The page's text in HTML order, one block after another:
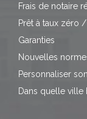
Frais de notaire
Prêt à taux zéro
Garanties
Nouvelles
Personnaliser
Dans quelle ville